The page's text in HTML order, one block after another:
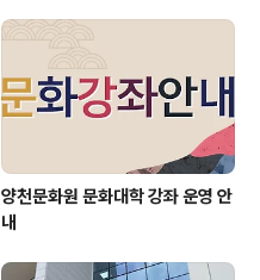
양천문화원 문화대학 강좌 운영 안
내